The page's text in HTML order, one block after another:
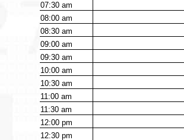
07:30am
08:00am
08:30am
09:00am
09:30am
10:00am
10:30am
11:00am
11:30am
12:00pm
12:30pm